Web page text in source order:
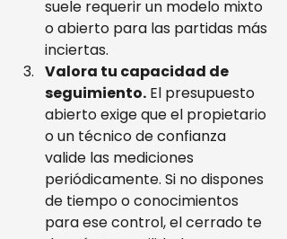
suele requerir un modelo mixto
o abierto para las partidas más
inciertas.
Valora tu capacidad de
seguimiento. El presupuesto
abierto exige que el propietario
o un técnico de confianza
valide las mediciones
periódicamente. Si no dispones
de tiempo o conocimientos
para ese control, el cerrado te